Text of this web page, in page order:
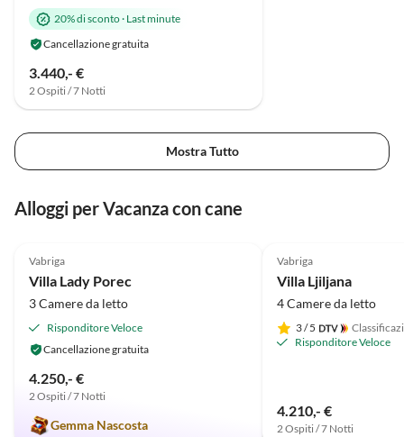
20% di sconto· Last minute
Cancellazione gratuita
3.440,- €
2 Ospiti / 7 Notti
Mostra Tutto
Alloggi per Vacanza con cane
Vabriga
Villa Lady Porec
3 Camere da letto
Risponditore Veloce
Cancellazione gratuita
4.250,- €
2 Ospiti / 7 Notti
Gemma Nascosta
Vabriga
Villa Ljiljana
4 Camere da letto
3/ 5
Risponditore Veloce
4.210,- €
2 Ospiti / 7 Notti